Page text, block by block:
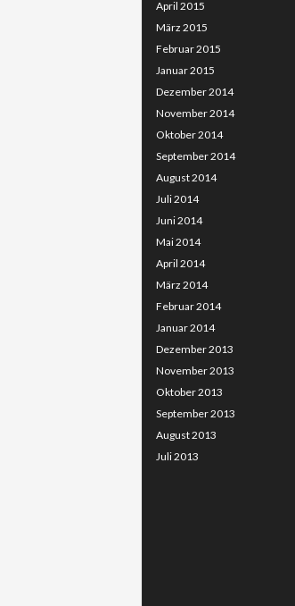
April 2015
März 2015
Februar 2015
Januar 2015
Dezember 2014
November 2014
Oktober 2014
September 2014
August 2014
Juli 2014
Juni 2014
Mai 2014
April 2014
März 2014
Februar 2014
Januar 2014
Dezember 2013
November 2013
Oktober 2013
September 2013
August 2013
Juli 2013